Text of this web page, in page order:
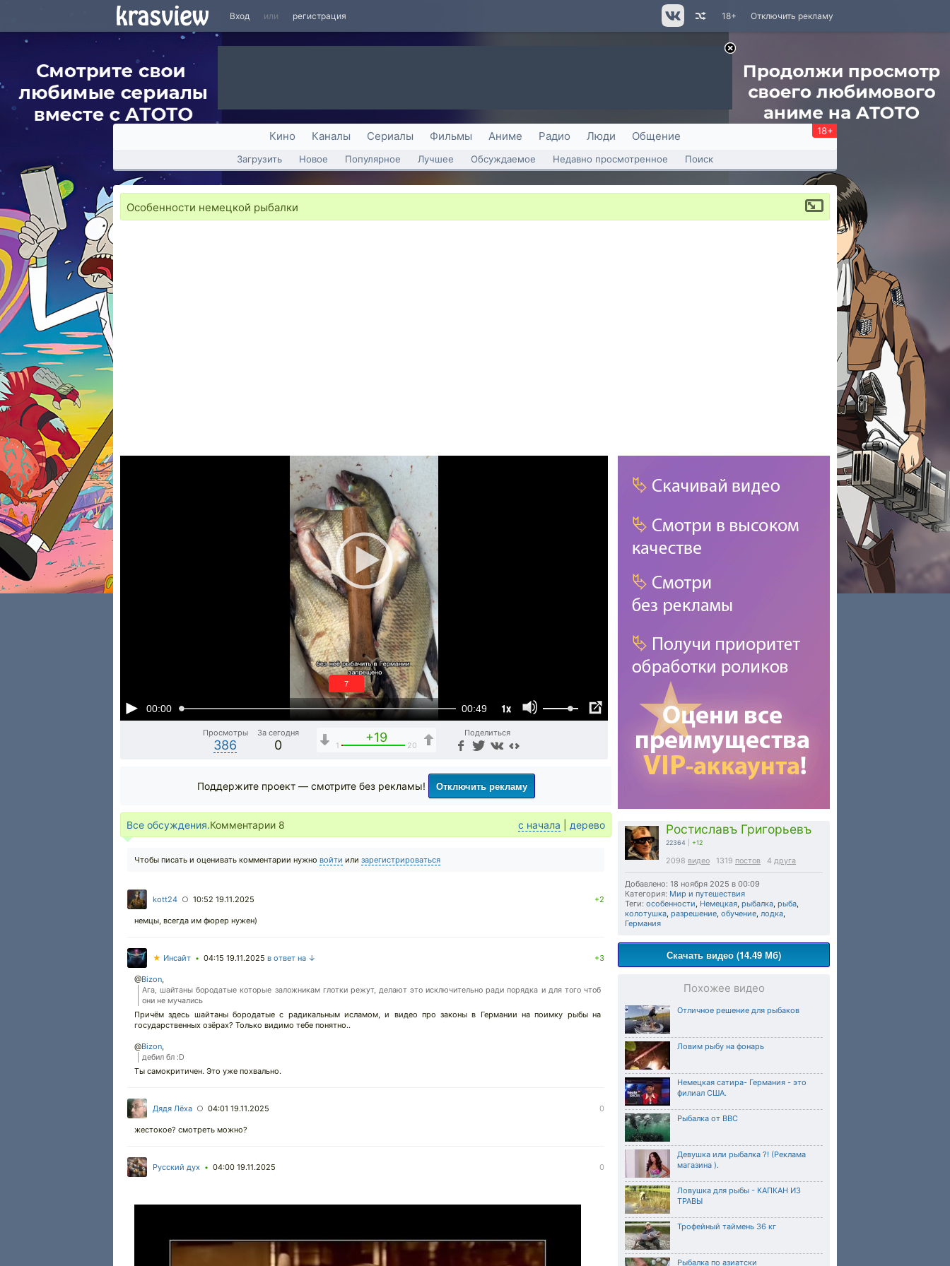
Вход или регистрация Отключить рекламу
18+
Кино Каналы Сериалы Фильмы Аниме Радио Люди Общение 18+
Загрузить Новое Популярное Лучшее Обсуждаемое Недавно просмотренное Поиск
Особенности немецкой рыбалки
00:00 00:49 1x
6
Просмотры
386
За сегодня
0
+19
1 20
Поделиться
Ростиславъ Григорьевъ
22364 +12
2098 видео 1319 постов 4 друга
Добавлено: 18 ноября 2025 в 00:09
Категория: Мир и путешествия
Теги: особенности, Немецкая, рыбалка, рыба,
колотушка, разрешение, обучение, лодка,
Германия
Скачать видео (14.49 Мб)
Похожее видео
Отличное решение для рыбаков
Ловим рыбу на фонарь
Немецкая сатира- Германия - это
филиал США.
Рыбалка от BBC
Девушка или рыбалка ?! (Реклама
магазина ).
Ловушка для рыбы - КАПКАН ИЗ
ТРАВЫ
Трофейный таймень 36 кг
Рыбалка по азиатски
Поддержите проект — смотрите без рекламы! Отключить рекламу
Все обсуждения.Комментарии 8 с начала дерево
Чтобы писать и оценивать комментарии нужно войти или зарегистрироваться
kott24 ○ 10:52 19.11.2025 +2
немцы, всегда им фюрер нужен)
★ Инсайт • 04:15 19.11.2025 в ответ на ↓ +3
@Bizon,
Ага, шайтаны бородатые которые заложникам глотки режут, делают это исключительно ради порядка и для того чтоб
они не мучались
Причём здесь шайтаны бородатые с радикальным исламом, и видео про законы в Германии на поимку рыбы на
государственных озёрах? Только видимо тебе понятно..
@Bizon,
дебил бл :D
Ты самокритичен. Это уже похвально.
Дядя Лёха ○ 04:01 19.11.2025 0
жестокое? смотреть можно?
Русский дух • 04:00 19.11.2025 0